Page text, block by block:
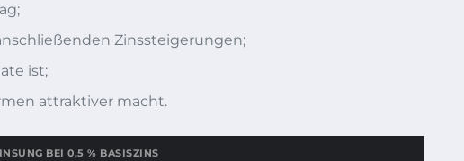
Zinssteigerungen;
ist;
attraktiver macht.
BEI 0,5 % BASISZINS